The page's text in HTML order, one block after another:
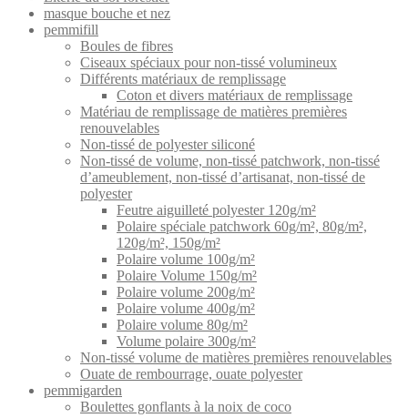
masque bouche et nez
pemmifill
Boules de fibres
Ciseaux spéciaux pour non-tissé volumineux
Différents matériaux de remplissage
Coton et divers matériaux de remplissage
Matériau de remplissage de matières premières
renouvelables
Non-tissé de polyester siliconé
Non-tissé de volume, non-tissé patchwork, non-tissé
d’ameublement, non-tissé d’artisanat, non-tissé de
polyester
Feutre aiguilleté polyester 120g/m²
Polaire spéciale patchwork 60g/m², 80g/m²,
120g/m², 150g/m²
Polaire volume 100g/m²
Polaire Volume 150g/m²
Polaire volume 200g/m²
Polaire volume 400g/m²
Polaire volume 80g/m²
Volume polaire 300g/m²
Non-tissé volume de matières premières renouvelables
Ouate de rembourrage, ouate polyester
pemmigarden
Boulettes gonflants à la noix de coco